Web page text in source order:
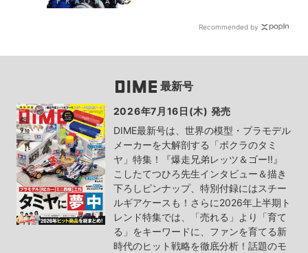
Recommended by
最新号
2026年7月16日(木) 発売
DIME最新号は、世界の模型・プラモデル
メーカーを大解剖する「ボクラのタミ
ヤ」特集！『爆走兄弟レッツ＆ゴー!!』
こしたてつひろ先生インタビュー＆描き
下ろしピンナップ、特別付録にはスチー
ルギアケースも！さらに2026年上半期ト
レンド特集では、「売れる」より「育て
る」をキーワードに、ファンを育てる新
時代のヒット戦略を徹底分析！話題のモ